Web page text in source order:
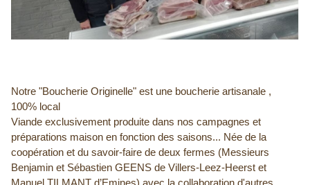
Notre "Boucherie Originelle" est une boucherie artisanale ,
100% local
Viande exclusivement produite dans nos campagnes et
préparations maison en fonction des saisons... Née de la
coopération et du savoir-faire de deux fermes (Messieurs
Benjamin et Sébastien GEENS de Villers-Leez-Heerst et